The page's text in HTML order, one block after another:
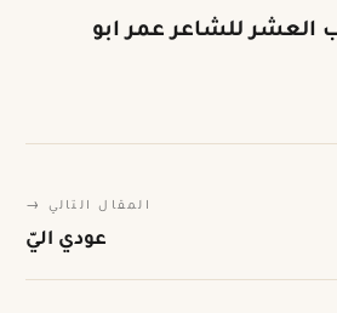
العشر للشاعر عمر ابو
المقال التالي →
عودي اليّ